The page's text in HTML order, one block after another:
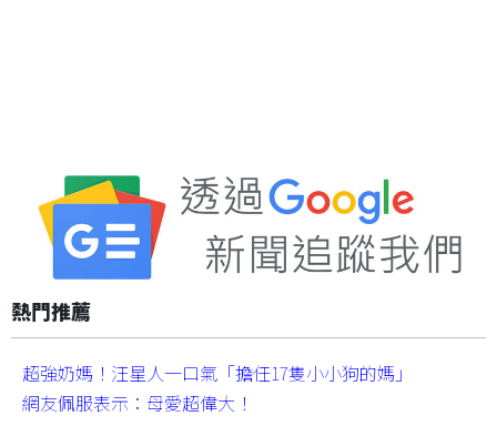
熱門推薦
超強奶媽！汪星人一口氣「擔任17隻小小狗的媽」
網友佩服表示：母愛超偉大！